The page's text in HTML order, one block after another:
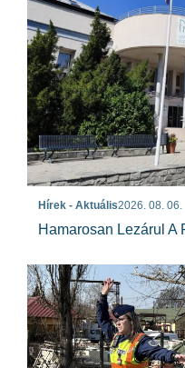
Hírek - Aktuális2026. 08. 06.
Hamarosan Lezárul A